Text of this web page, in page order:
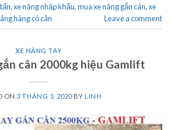
,xe nâng nhập khẩu,mua xe nâng gắn cân,xe
hàng có cân Leave a comment
XE NÂNG TAY
cân 2000kg hiệu Gamlift
ON3 THÁNG 3, 2020BY LINH